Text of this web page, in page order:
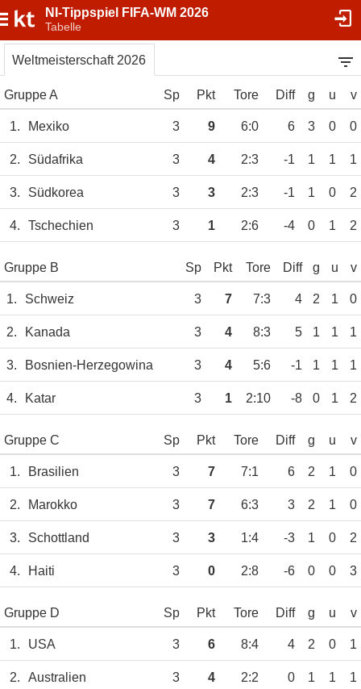
NI-Tippspiel FIFA-WM 2026
Tabelle
Weltmeisterschaft 2026
Gruppe A Sp Pkt Tore Diff g u v
1. Mexiko 3 9 6:0 6 3 0 0
2. Südafrika 3 4 2:3 -1 1 1 1
3. Südkorea 3 3 2:3 -1 1 0 2
4. Tschechien 3 1 2:6 -4 0 1 2
Gruppe B Sp Pkt Tore Diff g u v
1. Schweiz 3 7 7:3 4 2 1 0
2. Kanada 3 4 8:3 5 1 1 1
3. Bosnien-Herzegowina 3 4 5:6 -1 1 1 1
4. Katar 3 1 2:10 -8 0 1 2
Gruppe C Sp Pkt Tore Diff g u v
1. Brasilien 3 7 7:1 6 2 1 0
2. Marokko 3 7 6:3 3 2 1 0
3. Schottland 3 3 1:4 -3 1 0 2
4. Haiti 3 0 2:8 -6 0 0 3
Gruppe D Sp Pkt Tore Diff g u v
1. USA 3 6 8:4 4 2 0 1
2. Australien 3 4 2:2 0 1 1 1